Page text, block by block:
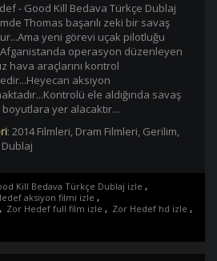
- Good Kill Bedava Türkçe Dublaj
Thomas başarılı zeki bir savaş
yeni görevi uçak pilotluğu
operasyon düzenleyen
hava araçlarını kontrol
aksiyon
ele aldığında savaş
yer alacaktır...
: 2014 Filmleri, Dram Filmleri, Gerilim,
Kill Bedava Türkçe Dublaj izle ,
aksiyon filmi izle ,
, Zor Hedef full film izle , Zor Hedef hd izle ,